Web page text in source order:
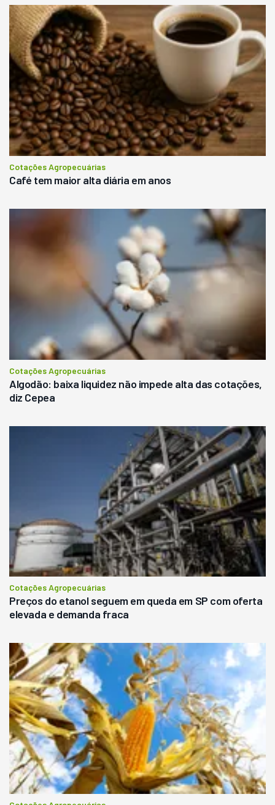
Cotações Agropecuárias
Café tem maior alta diária em anos
Cotações Agropecuárias
Algodão: baixa liquidez não impede alta das cotações,
diz Cepea
Cotações Agropecuárias
Preços do etanol seguem em queda em SP com oferta
elevada e demanda fraca